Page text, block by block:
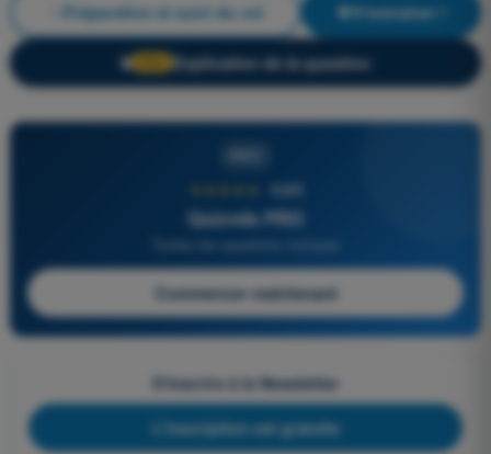
Préparation et suivi du vol S'entraîner !
🔒 Explication de la question
4,6/5
Quizvds PRO
Commencer maintenant
S'inscrire à la Newsletter
L'inscription est gratuite